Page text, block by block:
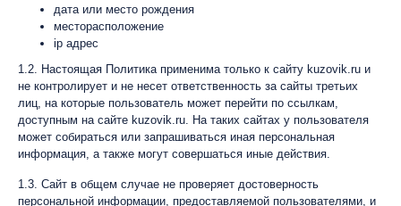
дата или место рождения
месторасположение
ip адрес
1.2. Настоящая Политика применима только к сайту kuzovik.ru и
не контролирует и не несет ответственность за сайты третьих
лиц, на которые пользователь может перейти по ссылкам,
доступным на сайте kuzovik.ru. На таких сайтах у пользователя
может собираться или запрашиваться иная персональная
информация, а также могут совершаться иные действия.
1.3. Сайт в общем случае не проверяет достоверность
персональной информации, предоставляемой пользователями, и